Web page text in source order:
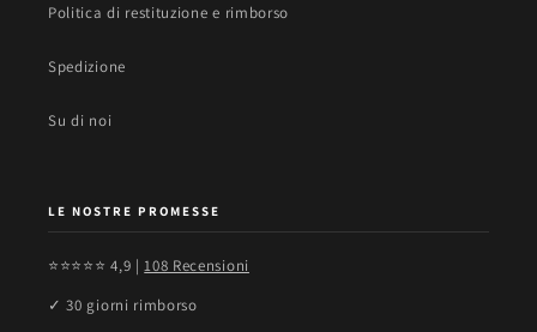
Politica di restituzione e rimborso
Spedizione
Su di noi
LE NOSTRE PROMESSE
⭐⭐⭐⭐⭐ 4,9 |108 Recensioni
✓ 30 giorni rimborso